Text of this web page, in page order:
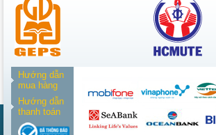
Hướng dẫn
mua hàng
Hướng dẫn
thanh toán